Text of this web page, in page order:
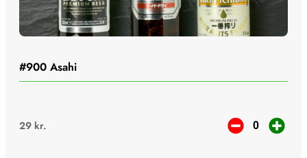
#900 Asahi
29 kr.